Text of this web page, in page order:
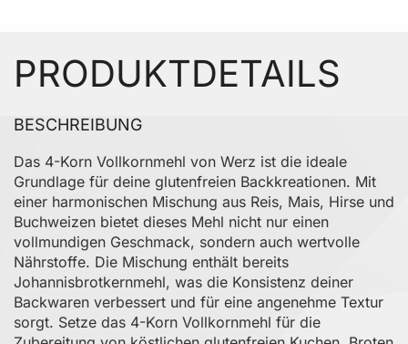
PRODUKTDETAILS
BESCHREIBUNG
Das 4-Korn Vollkornmehl von Werz ist die ideale
Grundlage für deine glutenfreien Backkreationen. Mit
einer harmonischen Mischung aus Reis, Mais, Hirse und
Buchweizen bietet dieses Mehl nicht nur einen
vollmundigen Geschmack, sondern auch wertvolle
Nährstoffe. Die Mischung enthält bereits
Johannisbrotkernmehl, was die Konsistenz deiner
Backwaren verbessert und für eine angenehme Textur
sorgt. Setze das 4-Korn Vollkornmehl für die